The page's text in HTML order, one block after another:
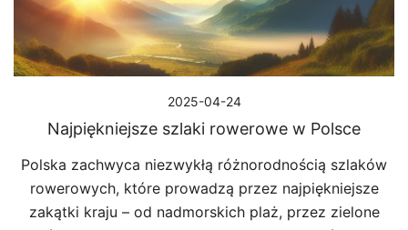
2025-04-24
Najpiękniejsze szlaki rowerowe w Polsce
Polska zachwyca niezwykłą różnorodnością szlaków
rowerowych, które prowadzą przez najpiękniejsze
zakątki kraju – od nadmorskich plaż, przez zielone